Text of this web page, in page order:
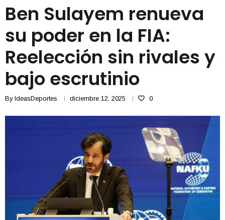
Ben Sulayem renueva
su poder en la FIA:
Reelección sin rivales y
bajo escrutinio
By IdeasDeportes diciembre 12, 2025 0